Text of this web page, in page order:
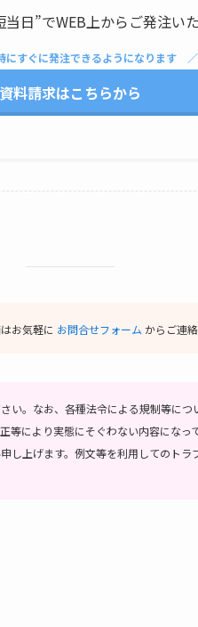
日”でWEB上からご発注いた
にすぐに発注できるようになります
資料請求はこちらから
お気軽に お問合せフォーム からご連
い。 なお、各種法令による規制等に
等により実態にそぐわない内容にな
し上げます。 例文等を利用してのトラ